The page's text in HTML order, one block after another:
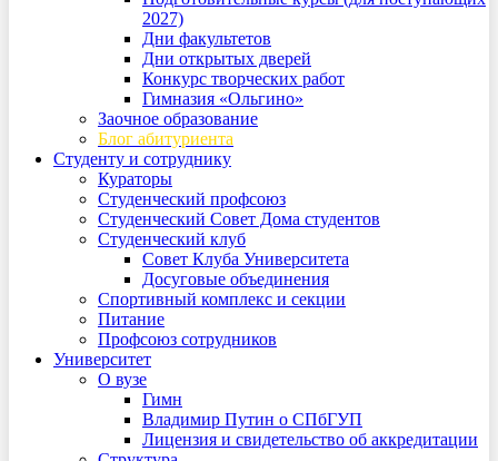
2027)
Дни факультетов
Дни открытых дверей
Конкурс творческих работ
Гимназия «Ольгино»
Заочное образование
Блог абитуриента
Студенту и сотруднику
Кураторы
Студенческий профсоюз
Студенческий Совет Дома студентов
Студенческий клуб
Совет Клуба Университета
Досуговые объединения
Спортивный комплекс и секции
Питание
Профсоюз сотрудников
Университет
О вузе
Гимн
Владимир Путин о СПбГУП
Лицензия и свидетельство об аккредитации